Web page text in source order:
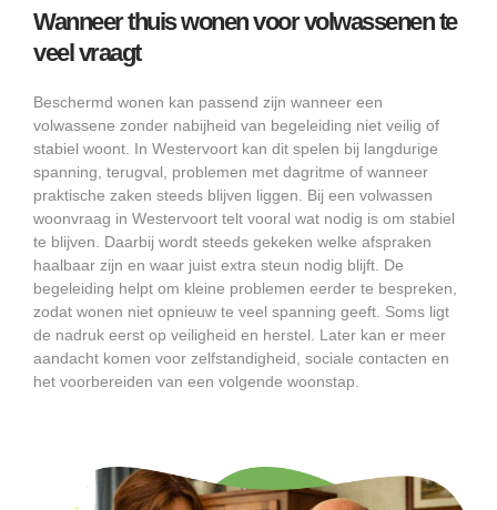
Wanneer thuis wonen voor volwassenen te
veel vraagt
Beschermd wonen kan passend zijn wanneer een
volwassene zonder nabijheid van begeleiding niet veilig of
stabiel woont. In Westervoort kan dit spelen bij langdurige
spanning, terugval, problemen met dagritme of wanneer
praktische zaken steeds blijven liggen. Bij een volwassen
woonvraag in Westervoort telt vooral wat nodig is om stabiel
te blijven. Daarbij wordt steeds gekeken welke afspraken
haalbaar zijn en waar juist extra steun nodig blijft. De
begeleiding helpt om kleine problemen eerder te bespreken,
zodat wonen niet opnieuw te veel spanning geeft. Soms ligt
de nadruk eerst op veiligheid en herstel. Later kan er meer
aandacht komen voor zelfstandigheid, sociale contacten en
het voorbereiden van een volgende woonstap.